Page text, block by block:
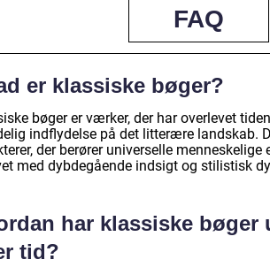
FAQ
er klassiske bøger?
bøger er værker, der har overlevet
indflydelse på det litterære landskab.
der berører universelle menneskelige
med dybdegående indsigt og stilistisk
har klassiske bøger
tid?